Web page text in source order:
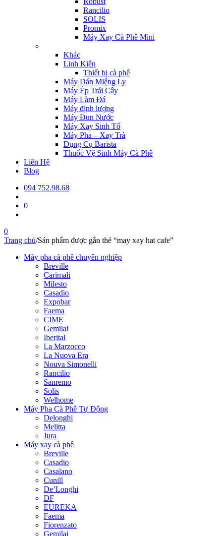
Rancilio
SOLIS
Promix
Máy Xay Cà Phê Mini
Khác
Linh Kiện
Thiết bị cà phê
Máy Dán Miệng Ly
Máy Ép Trái Cây
Máy Làm Đá
Máy định lượng
Máy Đun Nước
Máy Xay Sinh Tố
Máy Pha – Xay Trà
Dụng Cụ Barista
Thuốc Vệ Sinh Máy Cà Phê
Liên Hệ
Blog
094 752.98.68
0
0
Trang chủ/Sản phẩm được gắn thẻ “may xay hat cafe”
Máy pha cà phê chuyên nghiệp
Breville
Carimali
Milesto
Casadio
Expobar
Faema
CIME
Gemilai
Iberital
La Marzocco
La Nuova Era
Nouva Simonelli
Rancilio
Sanremo
Solis
Welhome
Máy Pha Cà Phê Tự Động
Delonghi
Melitta
Jura
Máy xay cà phê
Breville
Casadio
Casalano
Cunill
De’Longhi
DF
EUREKA
Faema
Fiorenzato
Gemilai